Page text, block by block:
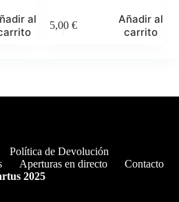
al
5,00 €
Añadir al
carrito
Política de Devolución
Aperturas en directo
Contacto
2025